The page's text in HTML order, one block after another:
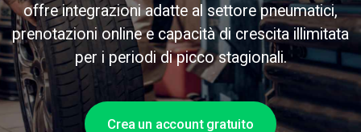
offre integrazioni adatte al settore pneumatici,
prenotazioni online e capacità di crescita illimitata
per i periodi di picco stagionali.
Crea un account gratuito